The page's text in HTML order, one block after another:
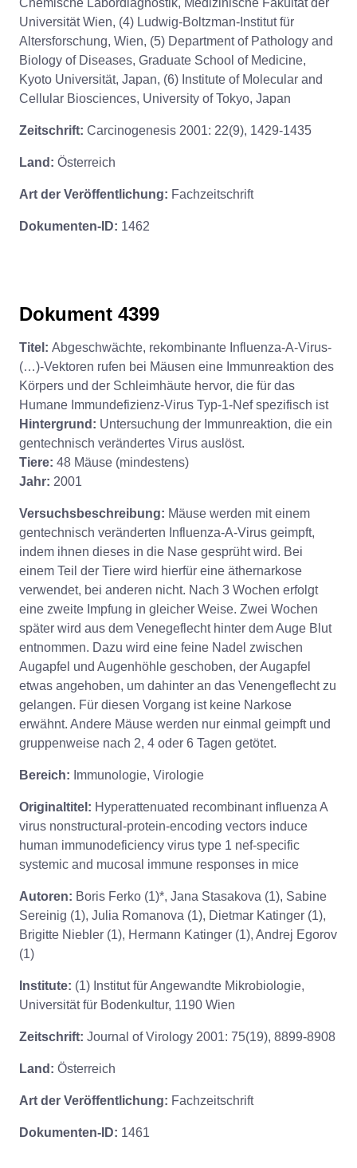
Chemische Labordiagnostik, Medizinische Fakultät der
Universität Wien, (4) Ludwig-Boltzman-Institut für
Altersforschung, Wien, (5) Department of Pathology and
Biology of Diseases, Graduate School of Medicine,
Kyoto Universität, Japan, (6) Institute of Molecular and
Cellular Biosciences, University of Tokyo, Japan
Zeitschrift: Carcinogenesis 2001: 22(9), 1429-1435
Land: Österreich
Art der Veröffentlichung: Fachzeitschrift
Dokumenten-ID: 1462
Dokument 4399
Titel: Abgeschwächte, rekombinante Influenza-A-Virus-
(…)-Vektoren rufen bei Mäusen eine Immunreaktion des
Körpers und der Schleimhäute hervor, die für das
Humane Immundefizienz-Virus Typ-1-Nef spezifisch ist
Hintergrund: Untersuchung der Immunreaktion, die ein
gentechnisch verändertes Virus auslöst.
Tiere: 48 Mäuse (mindestens)
Jahr: 2001
Versuchsbeschreibung: Mäuse werden mit einem
gentechnisch veränderten Influenza-A-Virus geimpft,
indem ihnen dieses in die Nase gesprüht wird. Bei
einem Teil der Tiere wird hierfür eine äthernarkose
verwendet, bei anderen nicht. Nach 3 Wochen erfolgt
eine zweite Impfung in gleicher Weise. Zwei Wochen
später wird aus dem Venegeflecht hinter dem Auge Blut
entnommen. Dazu wird eine feine Nadel zwischen
Augapfel und Augenhöhle geschoben, der Augapfel
etwas angehoben, um dahinter an das Venengeflecht zu
gelangen. Für diesen Vorgang ist keine Narkose
erwähnt. Andere Mäuse werden nur einmal geimpft und
gruppenweise nach 2, 4 oder 6 Tagen getötet.
Bereich: Immunologie, Virologie
Originaltitel: Hyperattenuated recombinant influenza A
virus nonstructural-protein-encoding vectors induce
human immunodeficiency virus type 1 nef-specific
systemic and mucosal immune responses in mice
Autoren: Boris Ferko (1)*, Jana Stasakova (1), Sabine
Sereinig (1), Julia Romanova (1), Dietmar Katinger (1),
Brigitte Niebler (1), Hermann Katinger (1), Andrej Egorov
(1)
Institute: (1) Institut für Angewandte Mikrobiologie,
Universität für Bodenkultur, 1190 Wien
Zeitschrift: Journal of Virology 2001: 75(19), 8899-8908
Land: Österreich
Art der Veröffentlichung: Fachzeitschrift
Dokumenten-ID: 1461